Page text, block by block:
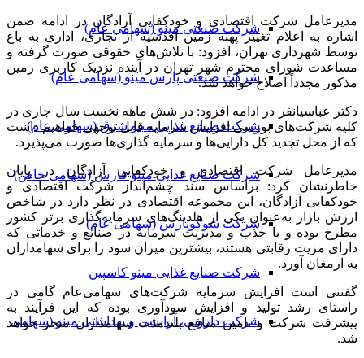
شرکت صنعتی مینو (سهامی عام)
شرکت صنعتی پارس مینو (سهامی عام)
شرکت صنایع غذایی مینو شرق (سهامی عام)
شرکت صنایع غذایی مینو فارس (سهامی خاص)
شرکت شوکوپارس (سهامی عام)
شرکت صنایع غذایی مینو کاسپین
شرکت دارویی، آرایشی و بهداشتی مینو (سهامی
مدیرعامل شرکت اقتصادی و خودکفایی آزادگان در ادامه ضمن
اشاره به اعلام تغییر پهنه زمین اقدسیه از تجاری، اداری به باغ
توسط شهرداری تهران، افزود: با تلاش‌های حقوقی صورت گرفته و
مساعدت شورای محترم شهر تهران در آینده نزدیک کاربری زمین
مذکور مجدداً اصلاح خواهد شد.
دکتر عباسیانفر در ادامه افزود: در شش ماهه نخست سال جاری در
کلیه شرکت‌های بورسی افزایش سرمایه قابل توجهی خواهیم داشت
که از محل تجدید کل دارایی‌ها و سرمایه گذاری‌ها صورت می‌پذیرد.
مدیرعامل شرکت اقتصادی و خودکفایی آزادگان در پایان
خاطرنشان کرد: براساس سند چشم‌انداز شرکت اقتصادی و
خودکفایی آزادگان، این مجموعه اقتصادی در نظر دارد در شاخص
ارزش بازار به‌عنوان يکی از هلدينگ‌های سرمايه‌گذاری برتر کشور
مطرح بوده و با جذب و مديريت سرمايه در صنايع و خدماتی که
دارای مزيت رقابتی هستند، بیشترین میزان سود را برای سهامداران
به ارمغان آورد.
گفتنی است افزایش سرمایه شرکت‌های سهامی‌عام گامی در
راستای رشد تولید و افزایش سودآوری بوده که این فرآیند به
پیشرفت شرکت و تامین منافع بلندمدت سهامداران منجر خواهد
شد.